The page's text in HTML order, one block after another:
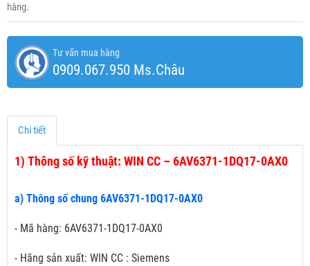
hàng.
Tư vấn mua hàng
0909.067.950 Ms.Châu
Chi tiết
1) Thông số kỹ thuật: WIN CC – 6AV6371-1DQ17-0AX0
a) Thông số chung 6AV6371-1DQ17-0AX0
- Mã hàng: 6AV6371-1DQ17-0AX0
- Hãng sản xuất: WIN CC : Siemens